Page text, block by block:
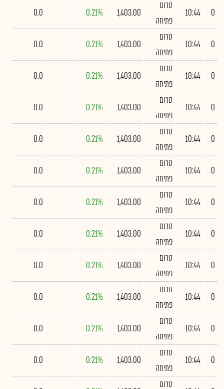
0
10:44
טרום
פתיחה
1,403.00
0.21%
0.0
0
10:44
טרום
פתיחה
1,403.00
0.21%
0.0
0
10:44
טרום
פתיחה
1,403.00
0.21%
0.0
0
10:44
טרום
פתיחה
1,403.00
0.21%
0.0
0
10:44
טרום
פתיחה
1,403.00
0.21%
0.0
0
10:44
טרום
פתיחה
1,403.00
0.21%
0.0
0
10:44
טרום
פתיחה
1,403.00
0.21%
0.0
0
10:44
טרום
פתיחה
1,403.00
0.21%
0.0
0
10:44
טרום
פתיחה
1,403.00
0.21%
0.0
0
10:44
טרום
פתיחה
1,403.00
0.21%
0.0
0
10:44
טרום
פתיחה
1,403.00
0.21%
0.0
0
10:44
טרום
פתיחה
1,403.00
0.21%
0.0
טרום